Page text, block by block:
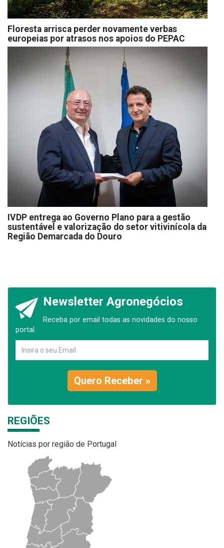
Floresta arrisca perder novamente verbas
europeias por atrasos nos apoios do PEPAC
IVDP entrega ao Governo Plano para a gestão
sustentável e valorização do setor vitivinícola da
Região Demarcada do Douro
Newsletter Agronegócios
Receba por email todas as novidades do nosso
portal.
Quero Receber »
REGIÕES
Notícias por região de Portugal